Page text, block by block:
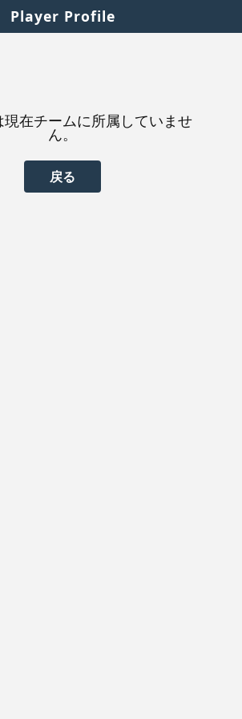
Player Profile
現在チームに所属していませ
ん。
戻る